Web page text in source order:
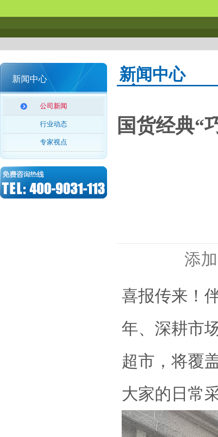
新闻中心
公司新闻
行业动态
专家视点
新闻中心
国货经典“
添
喜报传来！
年、深耕市
超市，将覆
大家的日常